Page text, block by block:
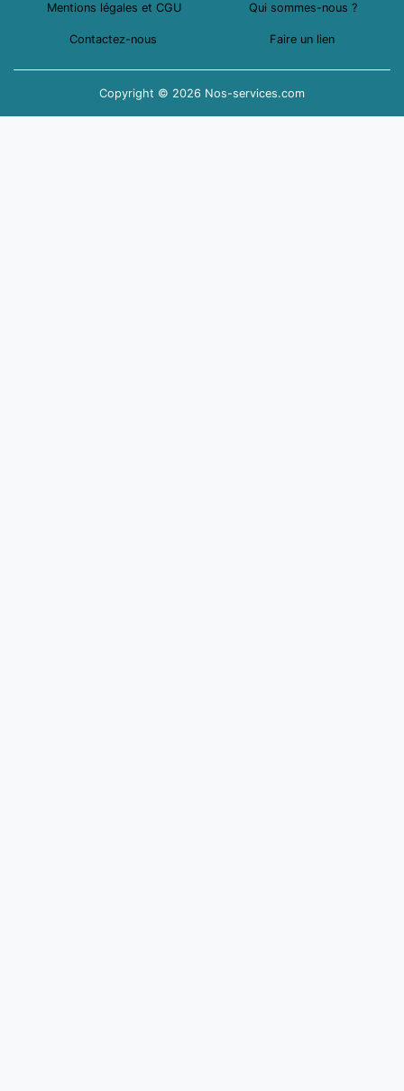
Mentions légales et CGU Qui sommes-nous ?
Contactez-nous Faire un lien
Copyright © 2026 Nos-services.com